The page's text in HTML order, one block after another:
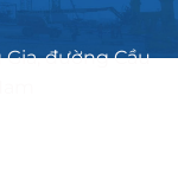
Gia, đường Cầu